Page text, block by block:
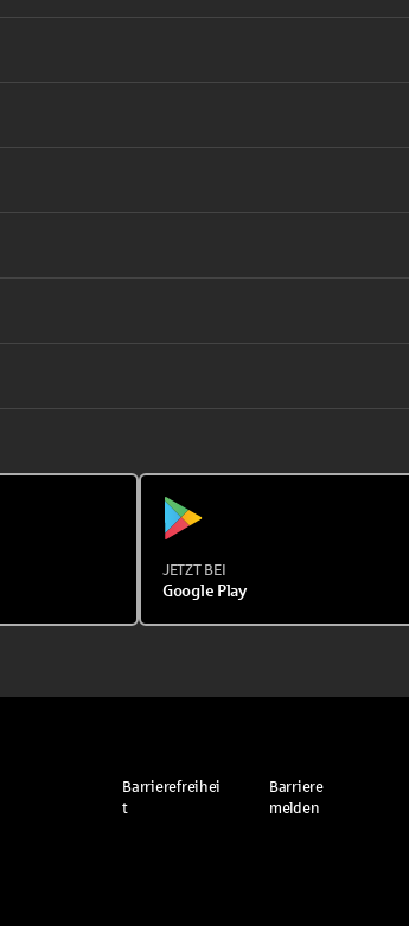
JETZT BEI
Google Play
Barrierefreihei
t
Barriere
melden